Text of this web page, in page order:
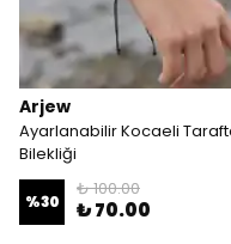
Arjew
Ayarlanabilir Kocaeli
Bilekliği
%30
₺ 100.00
₺ 70.00